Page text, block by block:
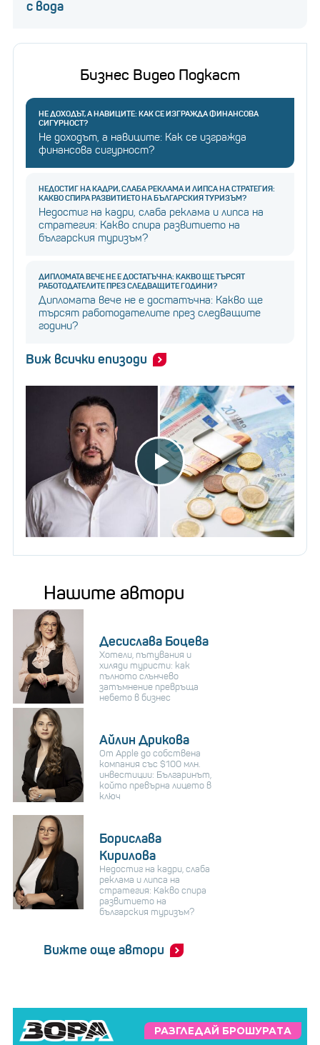
с вода
Бизнес Видео Подкаст
НЕ ДОХОДЪТ, А НАВИЦИТЕ: КАК СЕ ИЗГРАЖДА ФИНАНСОВА
СИГУРНОСТ?
Не доходът, а навиците: Как се изгражда
финансова сигурност?
НЕДОСТИГ НА КАДРИ, СЛАБА РЕКЛАМА И ЛИПСА НА СТРАТЕГИЯ:
КАКВО СПИРА РАЗВИТИЕТО НА БЪЛГАРСКИЯ ТУРИЗЪМ?
Недостиг на кадри, слаба реклама и липса на
стратегия: Какво спира развитието на
българския туризъм?
ДИПЛОМАТА ВЕЧЕ НЕ Е ДОСТАТЪЧНА: КАКВО ЩЕ ТЪРСЯТ
РАБОТОДАТЕЛИТЕ ПРЕЗ СЛЕДВАЩИТЕ ГОДИНИ?
Дипломата вече не е достатъчна: Какво ще
търсят работодателите през следващите
години?
Виж всички епизоди
Нашите автори
Десислава Боцева
Хотели, пътувания и
хиляди туристи: как
пълното слънчево
затъмнение превръща
небето в бизнес
Айлин Дрикова
От Apple до собствена
компания със $100 млн.
инвестиции: Българинът,
който превърна лицето в
ключ
Борислава
Кирилова
Недостиг на кадри, слаба
реклама и липса на
стратегия: Какво спира
развитието на
българския туризъм?
Вижте още автори
РАЗГЛЕДАЙ БРОШУРАТА